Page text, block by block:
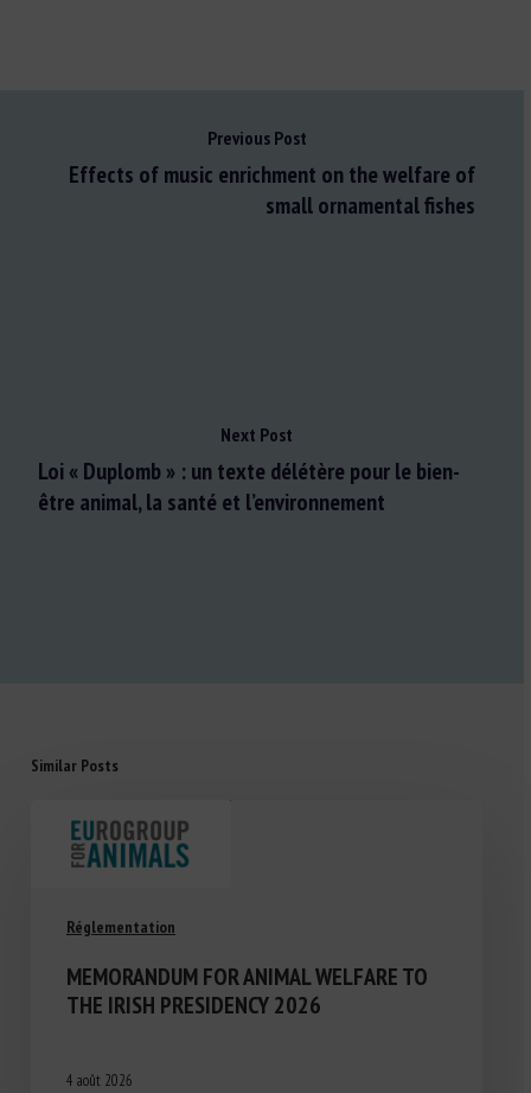
Previous Post
Effects of music enrichment on the welfare of
small ornamental fishes
Next Post
Loi « Duplomb » : un texte délétère pour le bien-
être animal, la santé et l’environnement
Similar Posts
Réglementation
MEMORANDUM FOR ANIMAL WELFARE TO
THE IRISH PRESIDENCY 2026
4 août 2026